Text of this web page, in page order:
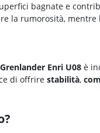
bagnate e
la rumorosità,
Grenlander Enri U08 è
di offrire stabilità,